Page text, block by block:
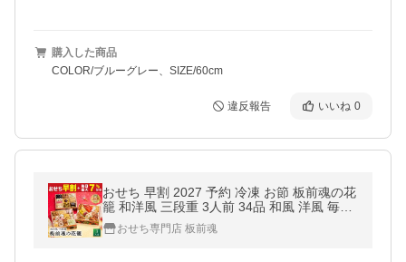
購入した商品
COLOR/ブルーグレー、SIZE/60cm
違反報告 いいね 0
おせち 早割 2027 予約 冷凍 お節 板前魂の花
籠 和洋風 三段重 3人前 34品 和風 洋風 毎年
完売 冷蔵解凍 2026 おせち料理
おせち専門店 板前魂